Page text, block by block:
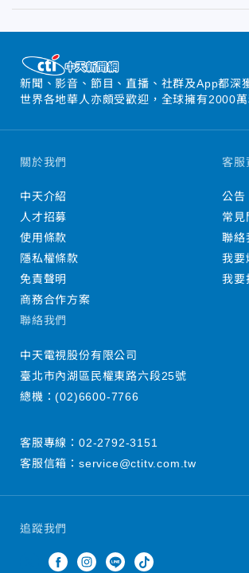
新聞、影音、節目、直播、社群及App都深
世界各地華人亦頗受歡迎，全球擁有2000萬
追蹤我們
關於我們
中天介紹
人才招募
使用條款
隱私權條款
免責聲明
商務合作方案
客服
公告
常見
聯絡
我要
我要
聯絡我們
中天電視股份有限公司
臺北市內湖區民權東路六段25號
總機：(02)6600-7766
客服專線： 02-2792-3151
客服信箱： service@ctitv.com.tw